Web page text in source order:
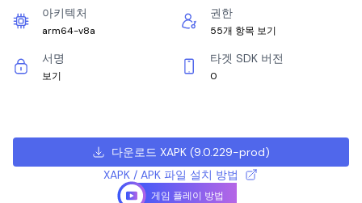
아키텍처
arm64-v8a
권한
55개 항목 보기
서명
보기
타겟 SDK 버전
0
다운로드 XAPK(9.0.229-prod)
XAPK / APK 파일 설치 방법
게임 플레이 방법